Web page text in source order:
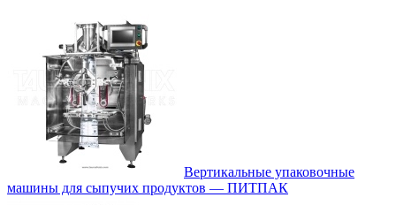
Вертикальные упаковочные
машины для сыпучих продуктов — ПИТПАК